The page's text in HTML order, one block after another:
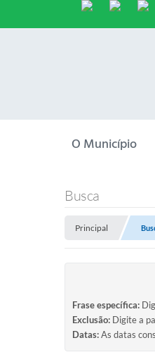
O Município
Busca
Principal
Frase específica:
Exclusão: Digite a
Datas:As datas